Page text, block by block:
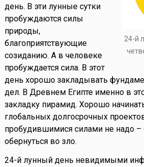
24-й
день. В эти лунные сутки
пробуждаются силы
природы,
благоприятствующие
созиданию. А в человеке
пробуждается сила. В этот
день хорошо закладывать
дел. В Древнем Египте именно в
закладку пирамид. Хорошо
глобальных долгосрочных
пробудившимися силами не надо –
обернуться во зло.
24-й лунный день невидимыми